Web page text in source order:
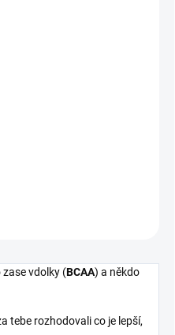
zase vdolky (BCAA) a někdo
tebe rozhodovali co je lepší,